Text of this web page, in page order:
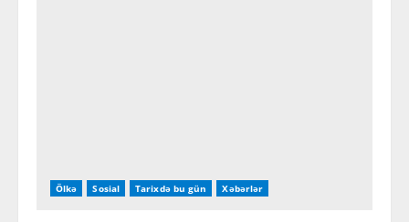
Ölkə Sosial Tarixdə bu gün Xəbərlər